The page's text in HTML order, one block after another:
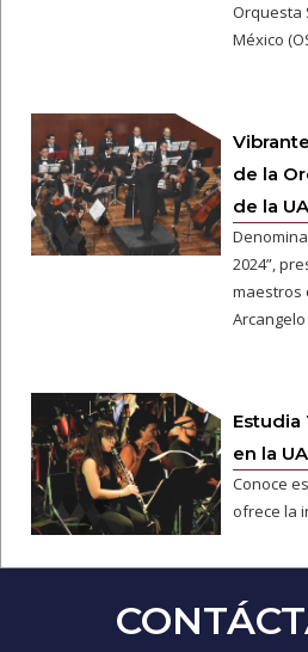
Orquesta
México
de la
de la
2024”,
maestros
Estudia
en la
Conoce
ofrece la